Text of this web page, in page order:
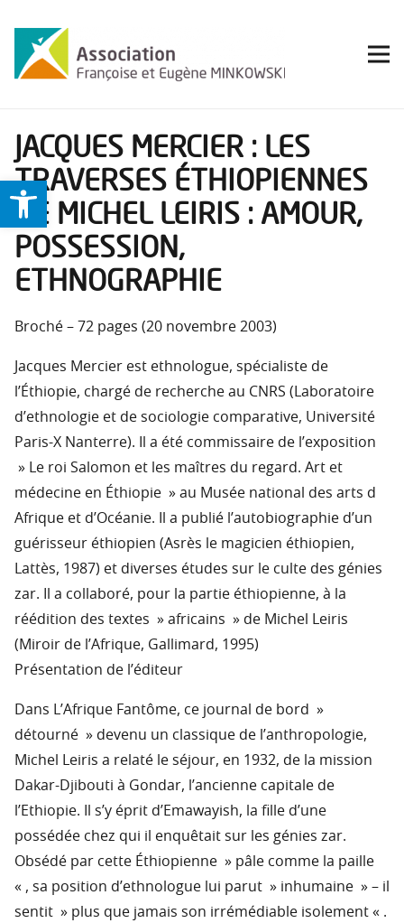
JACQUES MERCIER : LES
TRAVERSES ÉTHIOPIENNES
DE MICHEL LEIRIS : AMOUR,
POSSESSION,
ETHNOGRAPHIE
Broché – 72 pages (20 novembre 2003)
Jacques Mercier est ethnologue, spécialiste de
l’Éthiopie, chargé de recherche au CNRS (Laboratoire
d’ethnologie et de sociologie comparative, Université
Paris-X Nanterre). Il a été commissaire de l’exposition
» Le roi Salomon et les maîtres du regard. Art et
médecine en Éthiopie » au Musée national des arts d
Afrique et d’Océanie. Il a publié l’autobiographie d’un
guérisseur éthiopien (Asrès le magicien éthiopien,
Lattès, 1987) et diverses études sur le culte des génies
zar. Il a collaboré, pour la partie éthiopienne, à la
réédition des textes » africains » de Michel Leiris
(Miroir de l’Afrique, Gallimard, 1995)
Présentation de l’éditeur
Dans L’Afrique Fantôme, ce journal de bord »
détourné » devenu un classique de l’anthropologie,
Michel Leiris a relaté le séjour, en 1932, de la mission
Dakar-Djibouti à Gondar, l’ancienne capitale de
l’Ethiopie. Il s’y éprit d’Emawayish, la fille d’une
possédée chez qui il enquêtait sur les génies zar.
Obsédé par cette Éthiopienne » pâle comme la paille
« , sa position d’ethnologue lui parut » inhumaine » – il
sentit » plus que jamais son irrémédiable isolement « .
Ouvrir la barre d’outils